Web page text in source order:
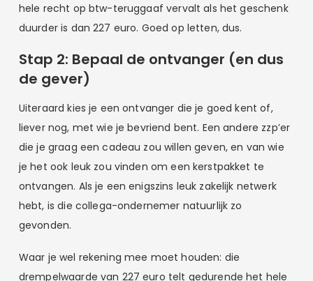
hele recht op btw-teruggaaf vervalt als het geschenk
duurder is dan 227 euro. Goed op letten, dus.
Stap 2: Bepaal de ontvanger (en dus
de gever)
Uiteraard kies je een ontvanger die je goed kent of,
liever nog, met wie je bevriend bent. Een andere zzp’er
die je graag een cadeau zou willen geven, en van wie
je het ook leuk zou vinden om een kerstpakket te
ontvangen. Als je een enigszins leuk zakelijk netwerk
hebt, is die collega-ondernemer natuurlijk zo
gevonden.
Waar je wel rekening mee moet houden: die
drempelwaarde van 227 euro telt gedurende het hele